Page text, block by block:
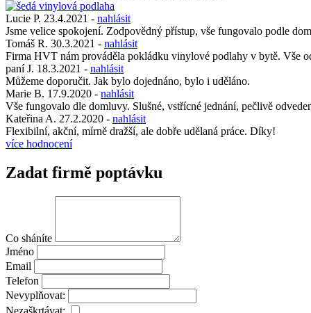
Lucie P. 23.4.2021 - nahlásit
Jsme velice spokojení. Zodpovědný přístup, vše fungovalo podle
Tomáš R. 30.3.2021 - nahlásit
Firma HVT nám prováděla pokládku vinylové podlahy v bytě. Vše
paní J. 18.3.2021 - nahlásit
Můžeme doporučit. Jak bylo dojednáno, bylo i uděláno.
Marie B. 17.9.2020 - nahlásit
Vše fungovalo dle domluvy. Slušné, vstřícné jednání, pečlivě
Kateřina A. 27.2.2020 - nahlásit
Flexibilní, akční, mírně dražší, ale dobře udělaná práce. Díky!
více hodnocení
Zadat firmě poptávku
Co sháníte
Jméno
Email
Telefon
Nevyplňovat: